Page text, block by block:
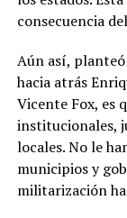
consecuencia
Aún así, planteó
hacia atrás
Vicente Fox, es
institucionales,
locales. No le
municipios y
militarización ha